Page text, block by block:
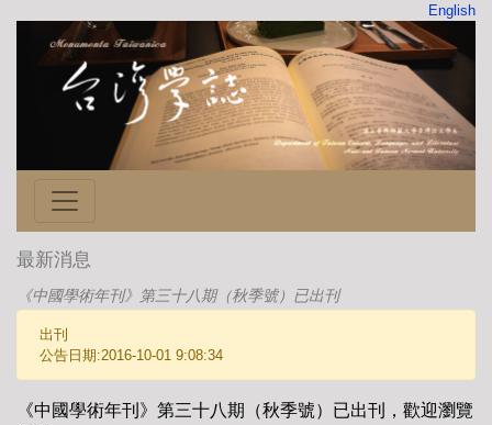
English
最新消息
《中國學術年刊》第三十八期（秋季號）已出刊
出刊
公告日期:2016-10-01 9:08:34
《中國學術年刊》第三十八期（秋季號）已出刊，歡迎瀏覽